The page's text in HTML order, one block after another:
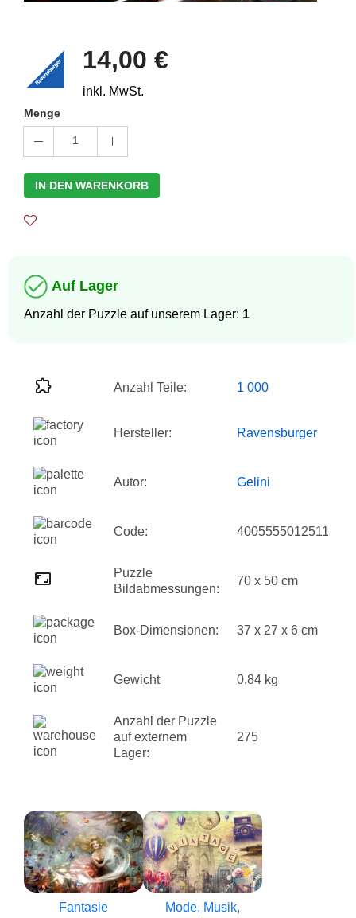
14,00 €
inkl. MwSt.
Menge
1
IN DEN WARENKORB
Auf Lager
Anzahl der Puzzle auf unserem Lager: 1
Anzahl Teile: 1 000
Hersteller: Ravensburger
Autor: Gelini
Code: 4005555012511
Puzzle
Bildabmessungen:
70 x 50 cm
Box-Dimensionen: 37 x 27 x 6 cm
Gewicht 0.84 kg
Anzahl der Puzzle
auf externem
Lager:
275
Fantasie
Mode, Musik,